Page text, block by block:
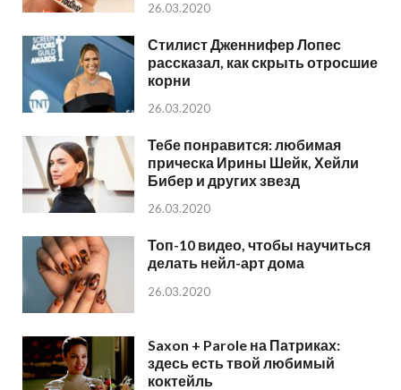
26.03.2020
Стилист Дженнифер Лопес
рассказал, как скрыть отросшие
корни
26.03.2020
Тебе понравится: любимая
прическа Ирины Шейк, Хейли
Бибер и других звезд
26.03.2020
Топ-10 видео, чтобы научиться
делать нейл-арт дома
26.03.2020
Saxon + Parole на Патриках:
здесь есть твой любимый
коктейль